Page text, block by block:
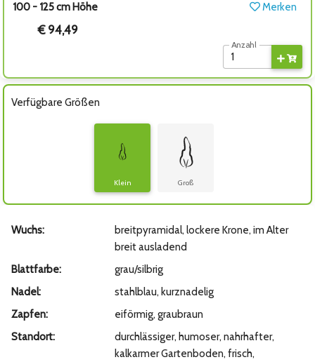
100 - 125 cm Höhe Merken
€ 94,49
Anzahl
Verfügbare Größen
Klein Groß
Wuchs:
breitpyramidal, lockere Krone, im Alter
breit ausladend
Blattfarbe:
grau/silbrig
Nadel:
stahlblau, kurznadelig
Zapfen:
eiförmig, graubraun
Standort:
durchlässiger, humoser, nahrhafter,
kalkarmer Gartenboden, frisch,